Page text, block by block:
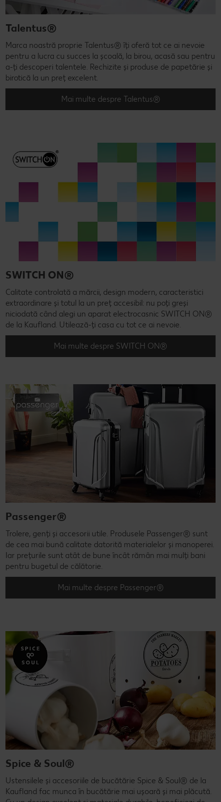
Talentus®
Marca noastră proprie Talentus® îți oferă tot ce ai nevoie
pentru a lucra cu succes la școală, la birou, acasă sau pentru
a-ți descoperi talentele. Rechizite și produse de papetărie și
birotică la un preț excelent.
Mai multe despre Talentus®
SWITCH ON®
Calitate controlată a mărcii, design modern, caracteristici
extraordinare și totul la un preț accesibil: nu poți greși
niciodată când alegi un aparat electrocasnic SWITCH ON®
de la Kaufland. Utilează-ți casa cu tot ce ai nevoie.
Mai multe despre SWITCH ON®
Passenger®
Trolere, genți și accesorii utile. Produsele Passenger® sunt
de cea mai bună calitate datorită materialelor și manoperei.
Iar prețurile sunt atât de bune încât rămân mai mulți bani
pentru bugetul de călătorie.
Mai multe despre Passenger®
Spice & Soul®
Ustensilele și accesoriile de bucătărie Spice & Soul® de la
Kaufland fac munca în bucătărie mai ușoară și mai plăcută.